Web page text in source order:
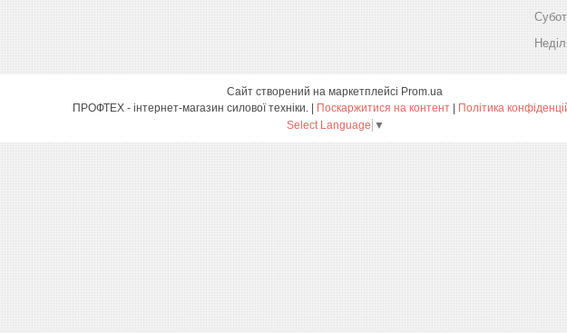
Сайт створений на маркетплейсі Prom.ua
Поскаржитися на контент
Політика
Select Language ▼